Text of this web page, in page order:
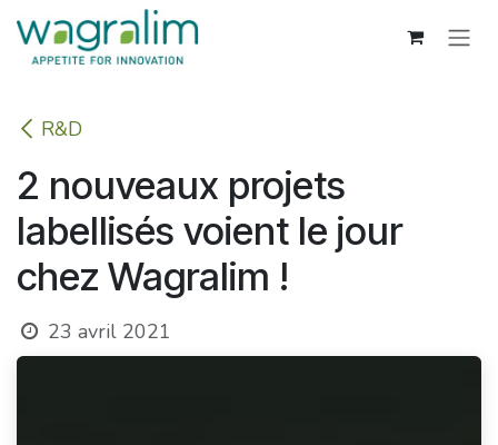
Se rendre au contenu
R&D
2 nouveaux projets
labellisés voient le jour
chez Wagralim !
23 avril 2021